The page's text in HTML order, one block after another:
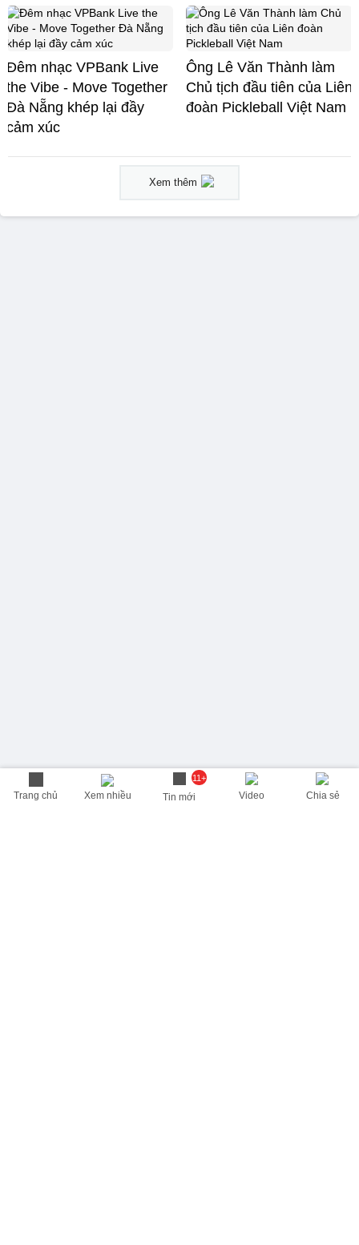
Trang chủ Xem nhiều
11+
Tin mới Video Chia sẻ
Đêm nhạc VPBank Live
the Vibe - Move Together
Đà Nẵng khép lại đầy
cảm xúc
Ông Lê Văn Thành làm
Chủ tịch đầu tiên của Liên
đoàn Pickleball Việt Nam
Xem thêm